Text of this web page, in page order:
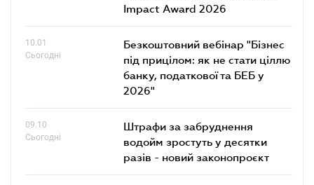
Impact Award 2026
10.01
Сьогодні
Безкоштовний вебінар "Бізнес
під прицілом: як не стати ціллю
банку, податкової та БЕБ у
2026"
09.10
Сьогодні
Штрафи за забруднення
водойм зростуть у десятки
разів - новий законопроєкт